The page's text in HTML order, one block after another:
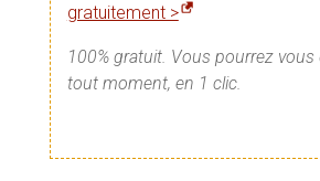
gratuitement >
100% gratuit. Vous pourrez vous
tout moment, en 1 clic.